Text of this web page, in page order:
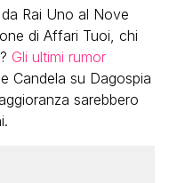
da Rai Uno al Nove
di Affari Tuoi, chi
Gli ultimi rumor
Candela su Dagospia
sarebbero